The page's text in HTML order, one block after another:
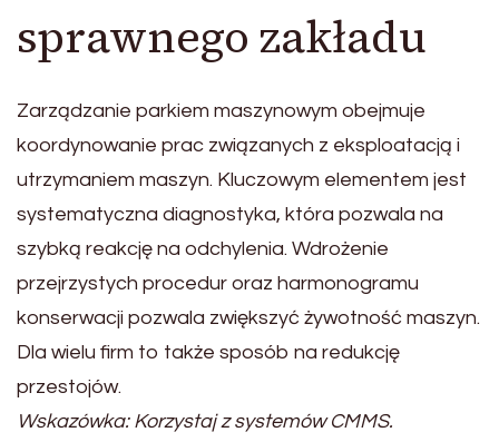
sprawnego zakładu
Zarządzanie parkiem maszynowym obejmuje
koordynowanie prac związanych z eksploatacją i
utrzymaniem maszyn. Kluczowym elementem jest
systematyczna diagnostyka, która pozwala na
szybką reakcję na odchylenia. Wdrożenie
przejrzystych procedur oraz harmonogramu
konserwacji pozwala zwiększyć żywotność maszyn.
Dla wielu firm to także sposób na redukcję
przestojów.
Wskazówka: Korzystaj z systemów CMMS.